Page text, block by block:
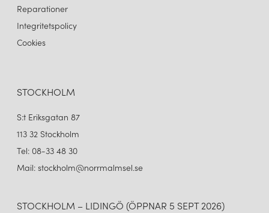
Reparationer
Integritetspolicy
Cookies
STOCKHOLM
S:t Eriksgatan 87
113 32 Stockholm
Tel: 08-33 48 30
Mail: stockholm@norrmalmsel.se
STOCKHOLM – LIDINGÖ (ÖPPNAR 5 SEPT 2026)